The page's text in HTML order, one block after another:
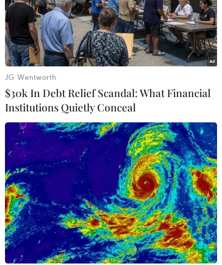
thấp nhất tại Tây Nguyên 20-23 độ C; cao nhất
26-29 độ C, có nơi trên 29 độ C. Nhiệt độ thấp
nhất tại Nam Bộ 24-27 độ C; cao nhất 30-33 độ C,
có nơi trên 33 độ C./.
#Mưa rào
#Dự báo thời tiết
JG Wentworth
$30k In Debt Relief Scandal: What Financial
Institutions Quietly Conceal